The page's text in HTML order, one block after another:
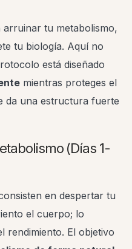
arruinar tu metabolismo,
tu biología. Aquí no
está diseñado
mientras proteges el
da una estructura fuerte
(Días 1-
en despertar tu
el cuerpo; lo
rendimiento. El objetivo